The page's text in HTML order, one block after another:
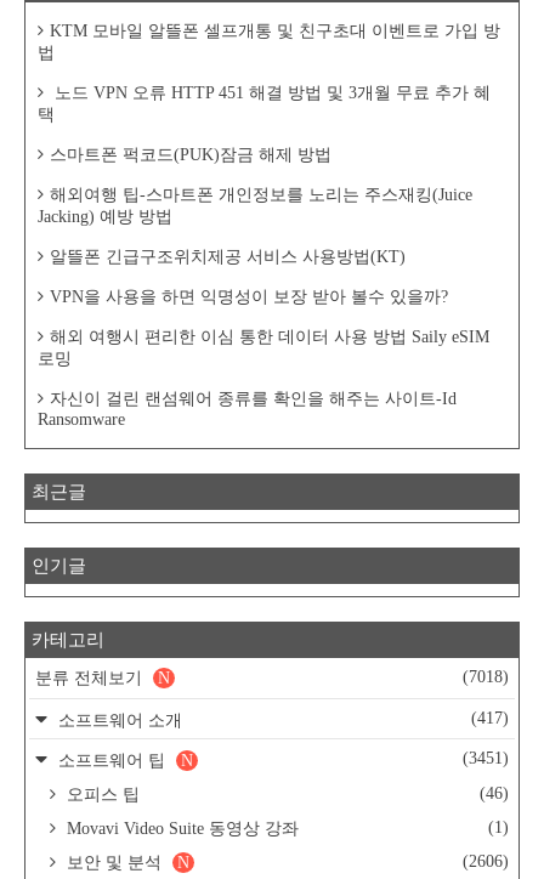
KTM 모바일 알뜰폰 셀프개통 및 친구초대 이벤트로 가입 방
법
노드 VPN 오류 HTTP 451 해결 방법 및 3개월 무료 추가 혜
택
스마트폰 퍽코드(PUK)잠금 해제 방법
해외여행 팁-스마트폰 개인정보를 노리는 주스재킹(Juice
Jacking) 예방 방법
알뜰폰 긴급구조위치제공 서비스 사용방법(KT)
VPN을 사용을 하면 익명성이 보장 받아 볼수 있을까?
해외 여행시 편리한 이심 통한 데이터 사용 방법 Saily eSIM
로밍
자신이 걸린 랜섬웨어 종류를 확인을 해주는 사이트-Id
Ransomware
최근글
인기글
카테고리
분류 전체보기 (7018)
N
소프트웨어 소개 (417)
소프트웨어 팁 (3451)
N
오피스 팁
(46)
Movavi Video Suite 동영상 강좌
(1)
보안 및 분석
(2606)
N